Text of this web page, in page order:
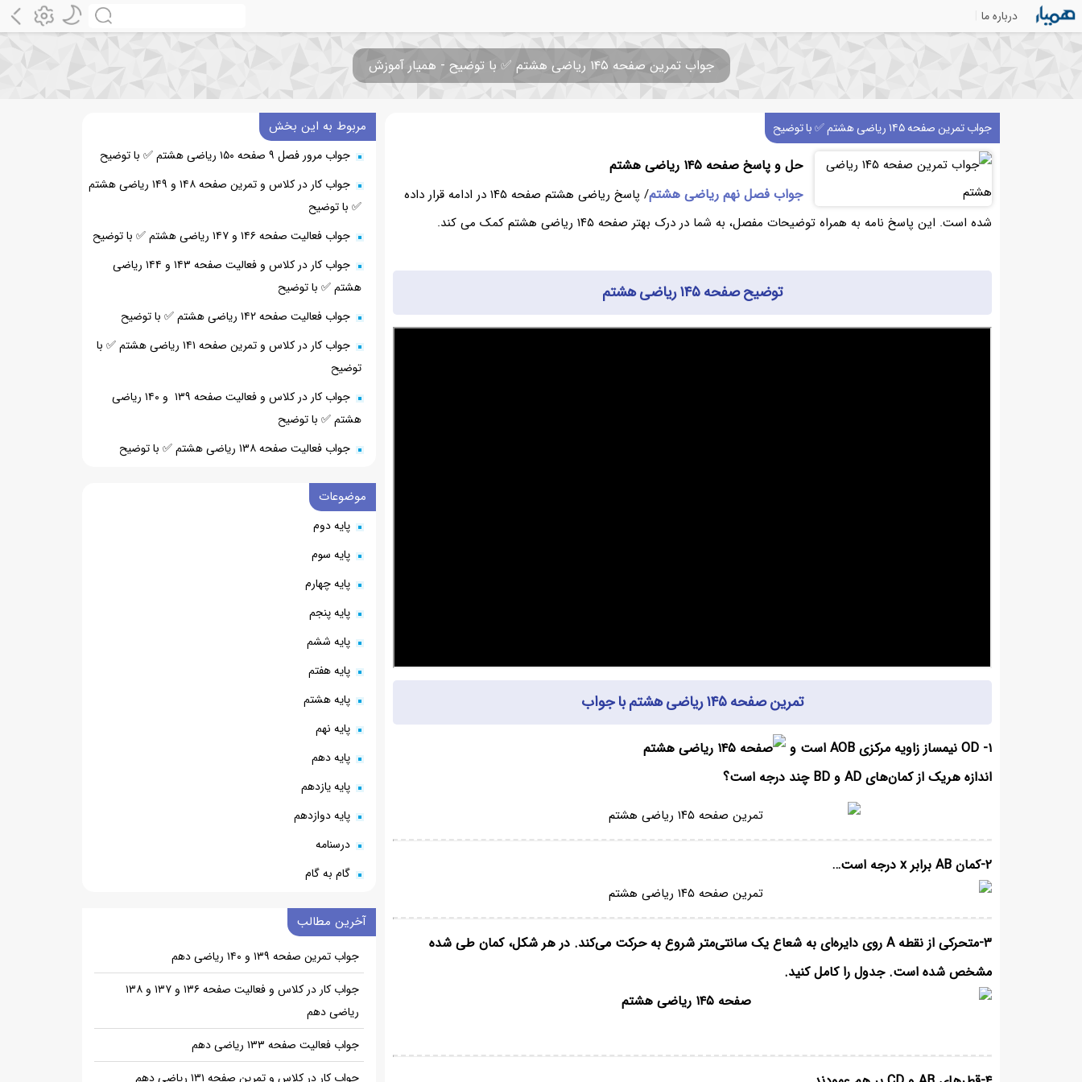
درباره ما
جواب تمرین صفحه ۱۴۵ ریاضی هشتم ✅ با توضیح - همیار آموزش
جواب تمرین صفحه ۱۴۵ ریاضی هشتم ✅ با توضیح
حل و پاسخ صفحه ۱۴۵ ریاضی هشتم
جواب فصل نهم ریاضی هشتم
/ پاسخ ریاضی هشتم صفحه ۱۴۵ در ادامه قرار داده
شده است. این پاسخ نامه به همراه توضیحات مفصل، به شما در درک بهتر صفحه ۱۴۵ ریاضی هشتم کمک می کند.
توضیح صفحه ۱۴۵ ریاضی هشتم
تمرین صفحه ۱۴۵ ریاضی هشتم با جواب
۱- OD نیمساز زاویه مرکزی AOB است و
اندازه هریک از کمان‌های AD و BD چند درجه است؟
۲-کمان AB برابر x درجه است…
۳-متحرکی از نقطه A روی دایره‌ای به شعاع یک سانتی‌متر شروع به حرکت می‌کند. در هر شکل، کمان طی شده
مشخص شده است. جدول را کامل کنید.
مربوط به این بخش
جواب مرور فصل ۹ صفحه ۱۵۰ ریاضی هشتم ✅ با توضیح
جواب کار در کلاس و تمرین صفحه ۱۴۸ و ۱۴۹ ریاضی هشتم
✅ با توضیح
جواب فعالیت صفحه ۱۴۶ و ۱۴۷ ریاضی هشتم ✅ با توضیح
جواب کار در کلاس و فعالیت صفحه ۱۴۳ و ۱۴۴ ریاضی
هشتم ✅ با توضیح
جواب فعالیت صفحه ۱۴۲ ریاضی هشتم ✅ با توضیح
جواب کار در کلاس و تمرین صفحه ۱۴۱ ریاضی هشتم ✅ با
توضیح
جواب کار در کلاس و فعالیت صفحه ۱۳۹ و ۱۴۰ ریاضی
هشتم ✅ با توضیح
جواب فعالیت صفحه ۱۳۸ ریاضی هشتم ✅ با توضیح
موضوعات
پایه دوم
پایه سوم
پایه چهارم
پایه پنجم
پایه ششم
پایه هفتم
پایه هشتم
پایه نهم
پایه دهم
پایه یازدهم
پایه دوازدهم
درسنامه
گام به گام
آخرین مطالب
جواب تمرین صفحه ۱۳۹ و ۱۴۰ ریاضی دهم
جواب کار در کلاس و فعالیت صفحه ۱۳۶ و ۱۳۷ و ۱۳۸
ریاضی دهم
جواب فعالیت صفحه ۱۳۳ ریاضی دهم
جواب کار در کلاس و تمرین صفحه ۱۳۱ ریاضی دهم